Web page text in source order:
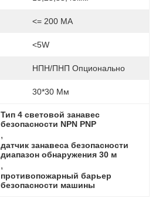
<= 200 МА
<5W
НПН/ПНП Опционально
30*30 Мм
Тип 4 световой занавес
безопасности NPN PNP
,
датчик занавеса безопасности
диапазон обнаружения 30 м
,
противопожарный барьер
безопасности машины